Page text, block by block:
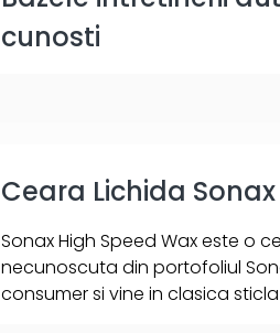
cunosti
Ceara Lichida
Sonax High Speed Wax este o
necunoscuta din portofoliul
consumer si vine in clasica